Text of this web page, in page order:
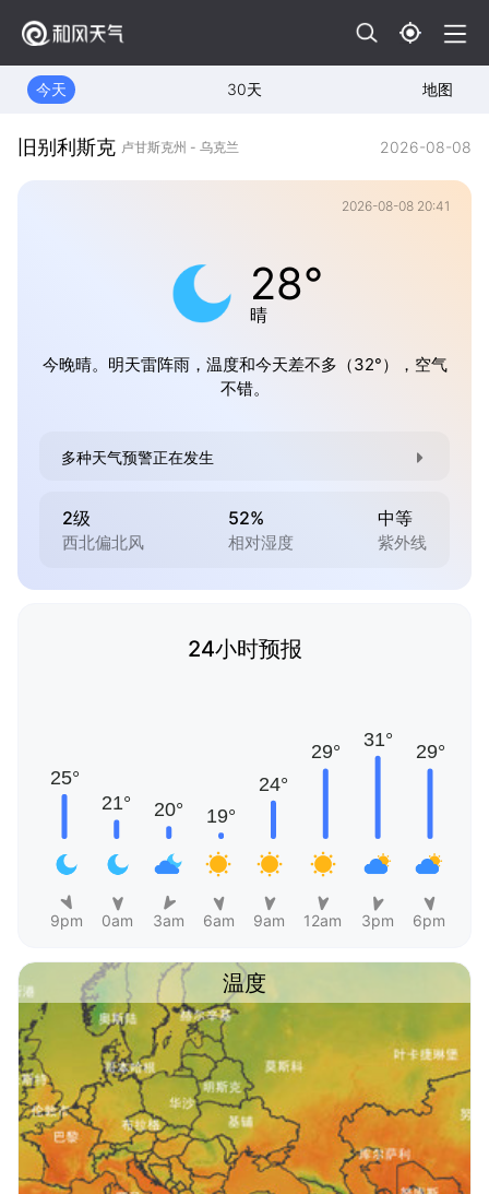
今天 30天 地图
旧别利斯克 卢甘斯克州 - 乌克兰 2026-08-08
2026-08-08 20:41
28°
晴
今晚晴。明天雷阵雨，温度和今天差不多（32°），空气
不错。
多种天气预警正在发生
2级
西北偏北风
52%
相对湿度
中等
紫外线
24小时预报
9pm 0am 3am 6am 9am 12am 3pm 6pm
温度